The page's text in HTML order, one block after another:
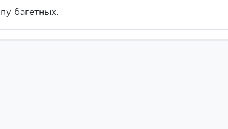
багетных.